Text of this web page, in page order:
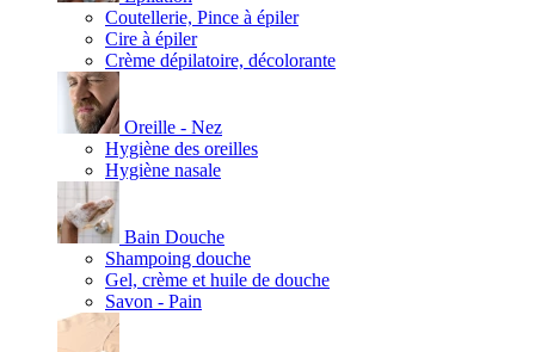
Coutellerie, Pince à épiler
Cire à épiler
Crème dépilatoire, décolorante
Oreille - Nez
Hygiène des oreilles
Hygiène nasale
Bain Douche
Shampoing douche
Gel, crème et huile de douche
Savon - Pain